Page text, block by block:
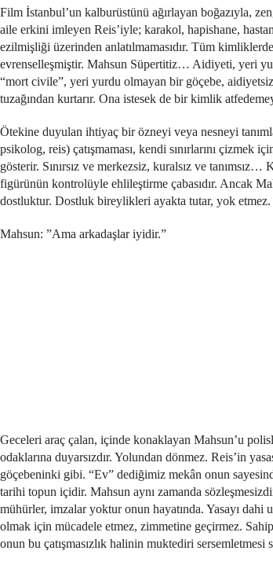
Film İstanbul’un kalburüstünü ağırlayan boğazıyla,
aile erkini imleyen Reis’iyle; karakol, hapishane,
ezilmişliği üzerinden anlatılmamasıdır. Tüm
evrenselleşmiştir. Mahsun Süpertitiz… Aidiyeti, yeri
“mort civile”, yeri yurdu olmayan bir göçebe,
tuzağından kurtarır. Ona istesek de bir kimlik
Ötekine duyulan ihtiyaç bir özneyi veya nesneyi
psikolog, reis) çatışmaması, kendi sınırlarını
gösterir. Sınırsız ve merkezsiz, kuralsız ve
figürünün kontrolüyle ehlileştirme çabasıdır. Ancak
dostluktur. Dostluk bireylikleri ayakta tutar, yok
Mahsun: ”Ama arkadaşlar iyidir.”
Geceleri araç çalan, içinde konaklayan Mahsun’u
odaklarına duyarsızdır. Yolundan dönmez. Reis’in
göçebeninki gibi. “Ev” dediğimiz mekân onun
tarihi topun içidir. Mahsun aynı zamanda
mühürler, imzalar yoktur onun hayatında. Yasayı
olmak için mücadele etmez, zimmetine geçirmez.
onun bu çatışmasızlık halinin muktediri sersemletmesi